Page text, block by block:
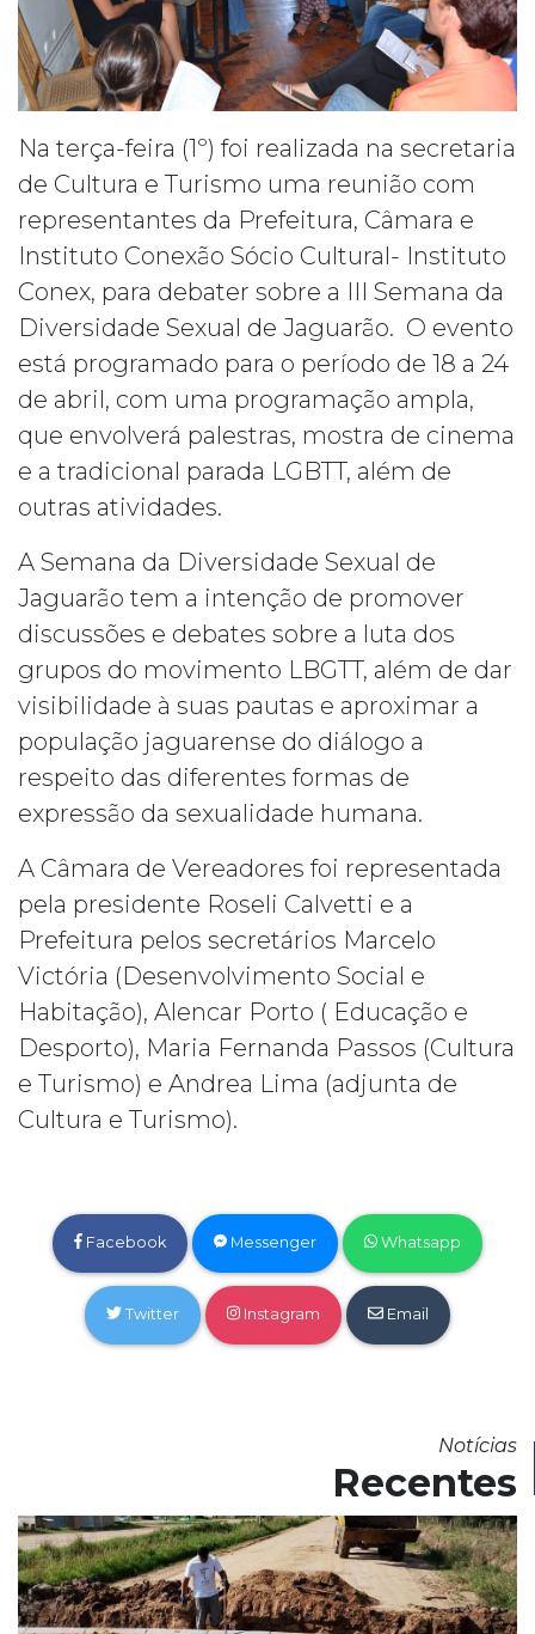
Na terça-feira (1º) foi realizada na secretaria
de Cultura e Turismo uma reunião com
representantes da Prefeitura, Câmara e
Instituto Conexão Sócio Cultural- Instituto
Conex, para debater sobre a III Semana da
Diversidade Sexual de Jaguarão. O evento
está programado para o período de 18 a 24
de abril, com uma programação ampla,
que envolverá palestras, mostra de cinema
e a tradicional parada LGBTT, além de
outras atividades.
A Semana da Diversidade Sexual de
Jaguarão tem a intenção de promover
discussões e debates sobre a luta dos
grupos do movimento LBGTT, além de dar
visibilidade à suas pautas e aproximar a
população jaguarense do diálogo a
respeito das diferentes formas de
expressão da sexualidade humana.
A Câmara de Vereadores foi representada
pela presidente Roseli Calvetti e a
Prefeitura pelos secretários Marcelo
Victória (Desenvolvimento Social e
Habitação), Alencar Porto ( Educação e
Desporto), Maria Fernanda Passos (Cultura
e Turismo) e Andrea Lima (adjunta de
Cultura e Turismo).
Facebook Messenger Whatsapp
Twitter Instagram Email
Notícias
Recentes